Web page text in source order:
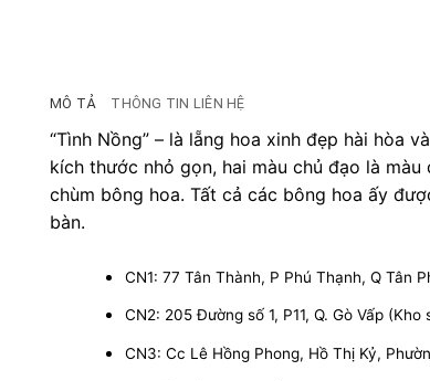
MÔ TẢ THÔNG TIN LIÊN HỆ
“Tình Nồng” – là lẵng hoa xinh đẹp hài hòa
kích thước nhỏ gọn, hai màu chủ đạo là
chùm bông hoa. Tất cả các bông hoa ấy
bàn.
CN1: 77 Tân Thành, P Phú Thạnh, Q Tân
CN2: 205 Đường số 1, P11, Q. Gò Vấp (Kho
CN3: Cc Lê Hồng Phong, Hồ Thị Kỷ,